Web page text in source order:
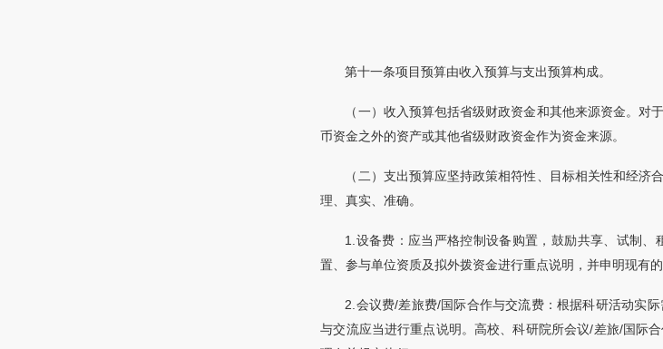
第十一条项目预算由收入预算与支出预算构成。
（一）收入预算包括省级财政资金和其他来源资金。
币资金之外的资产或其他省级财政资金作为资金来源。
（二）支出预算应坚持政策相符性、目标相关性和经
理、真实、准确。
1.设备费：应当严格控制设备购置，鼓励共享、试制
置、参与单位资质及拟外拨资金进行重点说明，并申明现有
2.会议费/差旅费/国际合作与交流费：根据科研活动实
与交流应当进行重点说明。高校、科研院所会议/差旅/国际